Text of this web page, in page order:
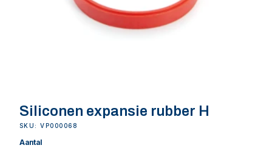
Siliconen expansie rubber H
SKU: VP000068
Aantal